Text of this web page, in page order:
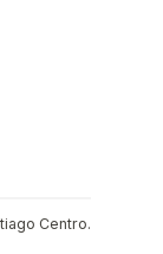
Centro.